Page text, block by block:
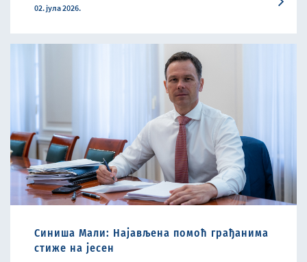
02. јула 2026.
Синиша Мали: Најављена помоћ грађанима
стиже на јесен